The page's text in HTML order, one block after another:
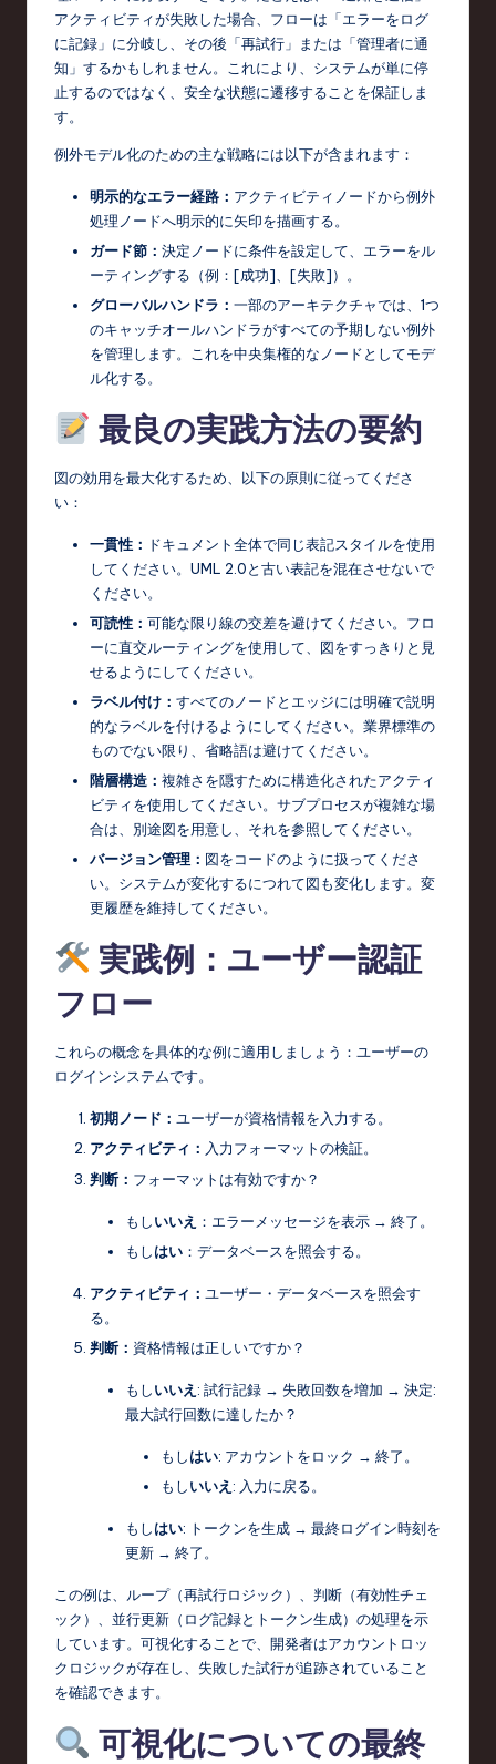
アクティビティが失敗した場合、フローは「エラーをログ
に記録」に分岐し、その後「再試行」または「管理者に通
知」するかもしれません。これにより、システムが単に停
止するのではなく、安全な状態に遷移することを保証しま
す。
例外モデル化のための主な戦略には以下が含まれます：
明示的なエラー経路： アクティビティノードから例外
処理ノードへ明示的に矢印を描画する。
ガード節： 決定ノードに条件を設定して、エラーをル
ーティングする（例：[成功]、[失敗]）。
グローバルハンドラ： 一部のアーキテクチャでは、1つ
のキャッチオールハンドラがすべての予期しない例外
を管理します。これを中央集権的なノードとしてモデ
ル化する。
最良の実践方法の要約
図の効用を最大化するため、以下の原則に従ってくださ
い：
一貫性： ドキュメント全体で同じ表記スタイルを使用
してください。UML 2.0と古い表記を混在させないで
ください。
可読性： 可能な限り線の交差を避けてください。フロ
ーに直交ルーティングを使用して、図をすっきりと見
せるようにしてください。
ラベル付け： すべてのノードとエッジには明確で説明
的なラベルを付けるようにしてください。業界標準の
ものでない限り、省略語は避けてください。
階層構造： 複雑さを隠すために構造化されたアクティ
ビティを使用してください。サブプロセスが複雑な場
合は、別途図を用意し、それを参照してください。
バージョン管理： 図をコードのように扱ってくださ
い。システムが変化するにつれて図も変化します。変
更履歴を維持してください。
実践例：ユーザー認証
フロー
これらの概念を具体的な例に適用しましょう：ユーザーの
ログインシステムです。
初期ノード： ユーザーが資格情報を入力する。
アクティビティ： 入力フォーマットの検証。
判断： フォーマットは有効ですか？
もしいいえ ：エラーメッセージを表示 → 終了。
もしはい ：データベースを照会する。
アクティビティ： ユーザー・データベースを照会す
る。
判断： 資格情報は正しいですか？
もしいいえ : 試行記録 → 失敗回数を増加 → 決定:
最大試行回数に達したか？
もしはい: アカウントをロック → 終了。
もしいいえ : 入力に戻る。
もしはい: トークンを生成 → 最終ログイン時刻を
更新 → 終了。
この例は、ループ（再試行ロジック）、判断（有効性チェ
ック）、並行更新（ログ記録とトークン生成）の処理を示
しています。可視化することで、開発者はアカウントロッ
クロジックが存在し、失敗した試行が追跡されていること
を確認できます。
可視化についての最終